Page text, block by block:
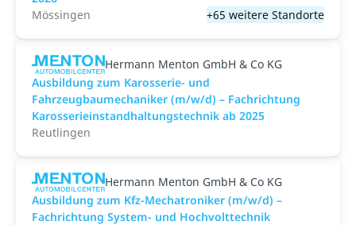
Mössingen
+65 weitere Standorte
Hermann Menton GmbH & Co KG
Ausbildung zum Karosserie- und
Fahrzeugbaumechaniker (m/w/d) – Fachrichtung
Karosserieinstandhaltungstechnik ab 2025
Reutlingen
Hermann Menton GmbH & Co KG
Ausbildung zum Kfz-Mechatroniker (m/w/d) –
Fachrichtung System- und Hochvolttechnik